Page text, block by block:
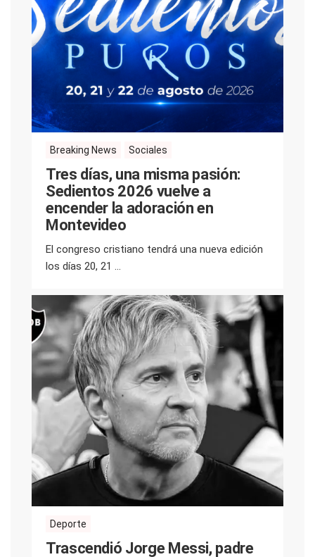
Breaking News Sociales
Tres días, una misma pasión:
Sedientos 2026 vuelve a
encender la adoración en
Montevideo
El congreso cristiano tendrá una nueva edición
los días 20, 21 ...
Deporte
Trascendió Jorge Messi, padre